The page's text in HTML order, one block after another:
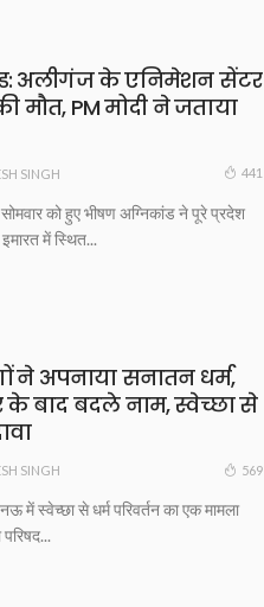
अलीगंज के एनिमेशन सेंटर
मौत, PM मोदी ने जताया
SINGH 441
को हुए भीषण अग्निकांड ने पूरे प्रदेश
में स्थित...
ने अपनाया सनातन धर्म,
बाद बदले नाम, स्वेच्छा से
SINGH 569
में स्वेच्छा से धर्म परिवर्तन का एक मामला